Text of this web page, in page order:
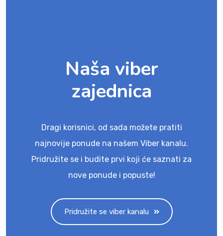
Naša viber
zajednica
Dragi korisnici, od sada možete pratiti
najnovije ponude na našem Viber kanalu.
Pridružite se i budite prvi koji će saznati za
nove ponude i popuste!
Pridružite se viber kanalu